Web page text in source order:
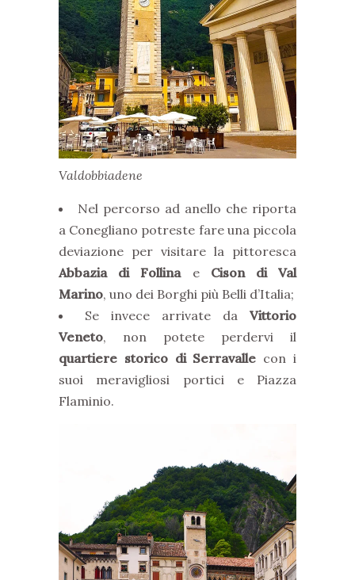
Valdobbiadene
Nel percorso ad anello che riporta
a Conegliano potreste fare una piccola
deviazione per visitare la pittoresca
Abbazia di Follina e Cison di Val
Marino, uno dei Borghi più Belli d’Italia;
Se invece arrivate da Vittorio
Veneto, non potete perdervi il
quartiere storico di Serravalle con i
suoi meravigliosi portici e Piazza
Flaminio.